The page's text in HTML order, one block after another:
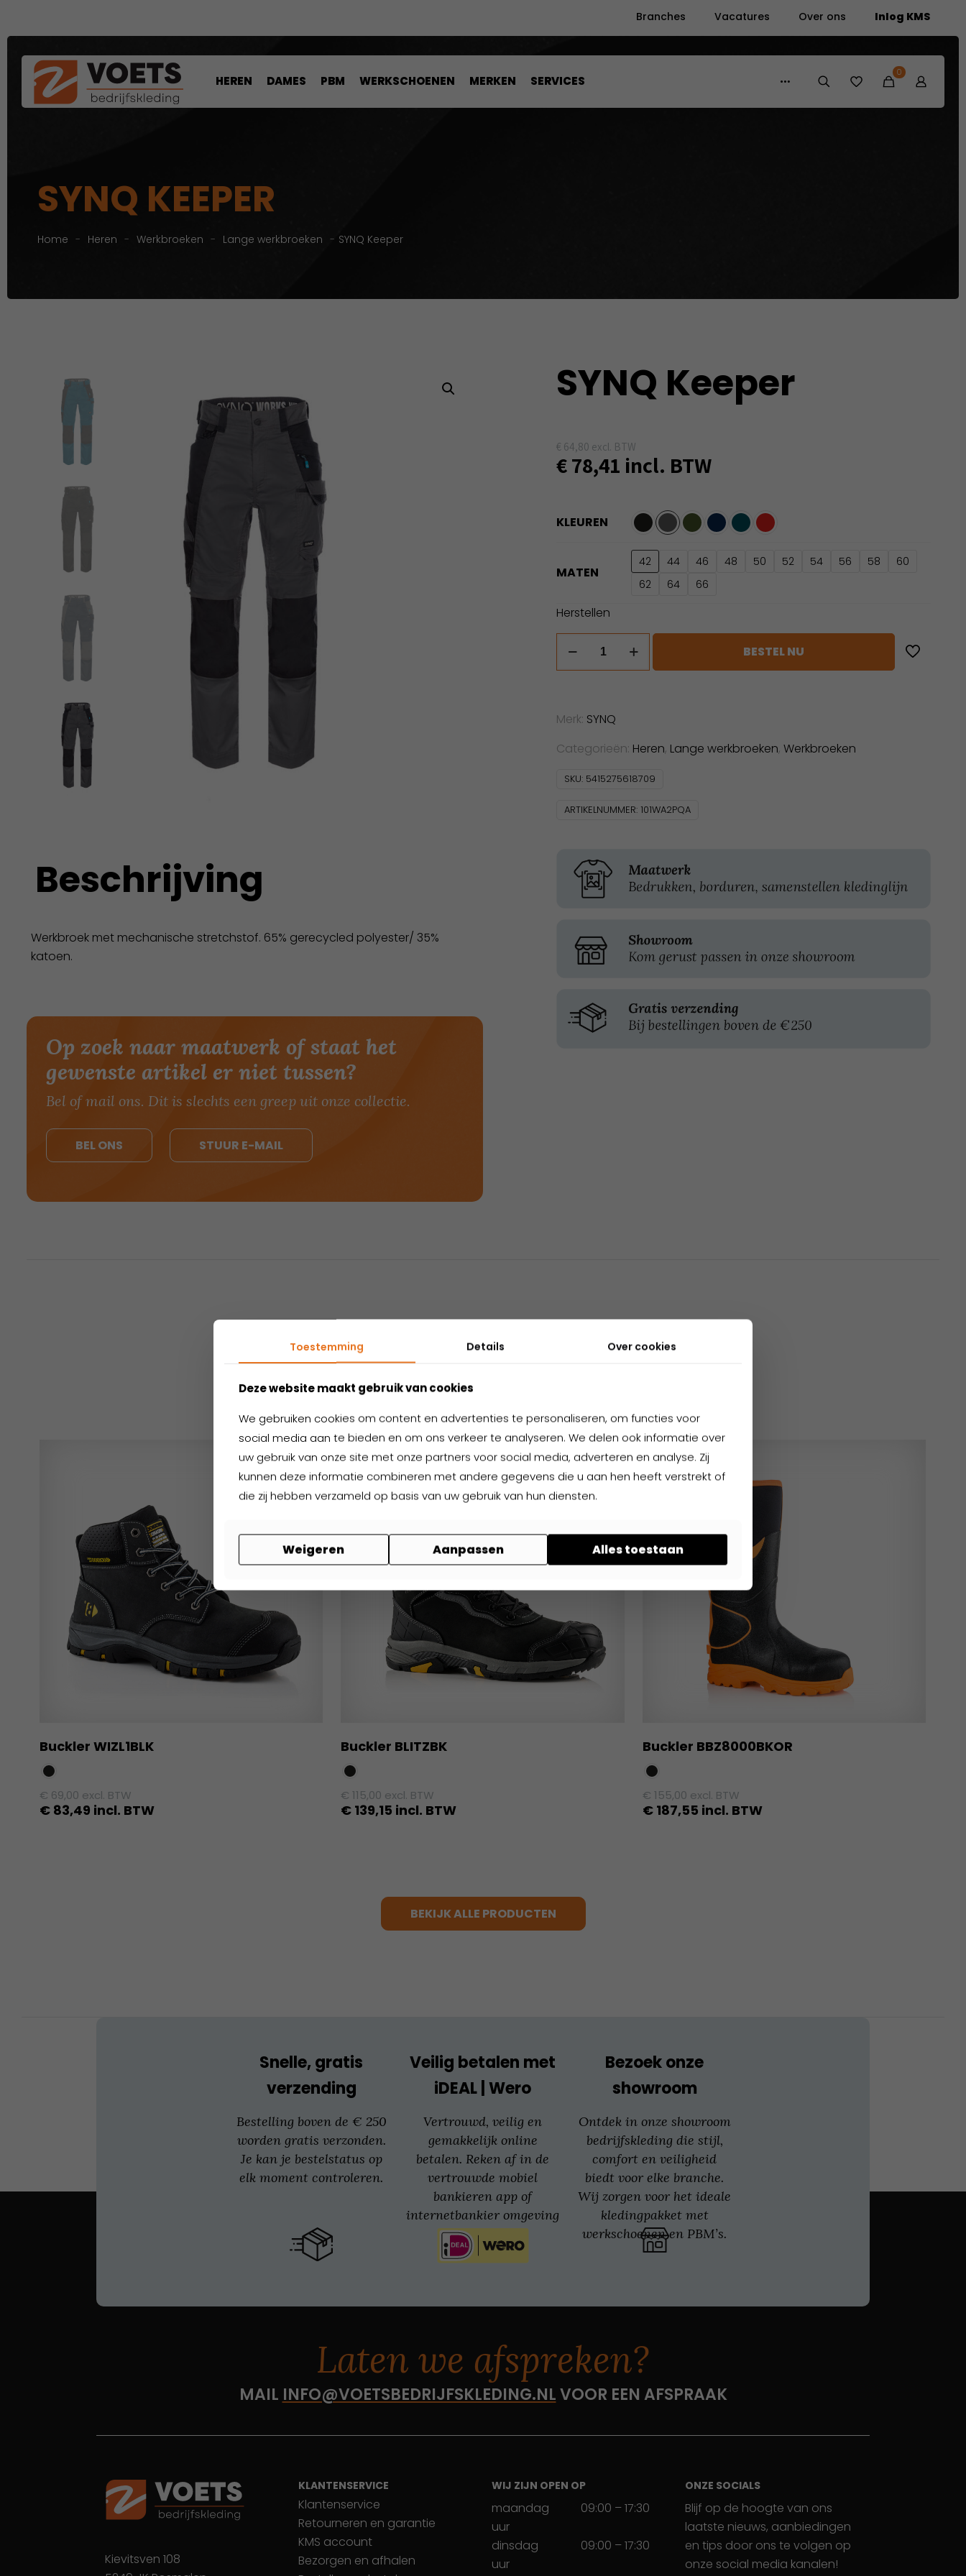
Branches Vacatures Over ons Inlog KMS
HEREN DAMES PBM WERKSCHOENEN MERKEN SERVICES
0
SYNQ KEEPER
Home - Heren - Werkbroeken - Lange werkbroeken - SYNQ Keeper
Beschrijving
Werkbroek met mechanische stretchstof. 65% gerecycled polyester/ 35%
katoen.
Op zoek naar maatwerk of staat het
gewenste artikel er niet tussen?
Bel of mail ons. Dit is slechts een greep uit onze collectie.
BEL ONS STUUR E-MAIL
SYNQ Keeper
€ 64,80 excl. BTW
€78,41 incl. BTW
KLEUREN
MATEN
42 44 46 48 50 52 54 56 58
60
62
64 66
Herstellen
BESTEL NU
Merk: SYNQ
Categorieën: Heren, Lange werkbroeken, Werkbroeken
SKU: 5415275618709
ARTIKELNUMMER: 101WA2PQA
Nog niet gevonden wat je zoekt?
Gerelateerde producten
Buckler WIZL1BLK
€ 69,00 excl. BTW
€83,49 incl. BTW
Buckler BLITZBK
€ 115,00 excl. BTW
€ 139,15 incl. BTW
variaties.
productpagina
Buckler BBZ8000BKOR
€ 155,00 excl. BTW
€187,55 incl. BTW
productpagina
BEKIJK ALLE PRODUCTEN
Snelle, gratis
verzending
Bestelling boven de € 250
worden gratis verzonden.
Je kan je bestelstatus op
elk moment controleren.
Veilig betalen met
iDEAL | Wero
Vertrouwd, veilig en
gemakkelijk online
betalen. Reken af in de
vertrouwde mobiel
bankieren app of
internetbankier omgeving
van jouw bank.
Bezoek onze
showroom
Ontdek in onze showroom
bedrijfskleding die stijl,
comfort en veiligheid
biedt voor elke branche.
Wij zorgen voor het ideale
kledingpakket met
werkschoenen en PBM’s.
Laten we afspreken?
MAIL INFO@VOETSBEDRIJFSKLEDING.NLVOOR EEN AFSPRAAK
Kievitsven 108
KLANTENSERVICE
Klantenservice
Retourneren en garantie
KMS account
Bezorgen en afhalen
WIJ ZIJN OPEN OP
maandag
09:00 – 17:30
uur
dinsdag
09:00 – 17:30
uur
ONZE SOCIALS
Blijf op de hoogte van ons
laatste nieuws, aanbiedingen
en tips door ons te volgen op
onze social media kanalen!
Toestemming Details Over cookies
Deze website maakt gebruik van cookies
We gebruiken cookies om content en advertenties te personaliseren, om functies voor
social media aan te bieden en om ons verkeer te analyseren. We delen ook informatie over
uw gebruik van onze site met onze partners voor social media, adverteren en analyse. Zij
kunnen deze informatie combineren met andere gegevens die u aan hen heeft verstrekt of
die zij hebben verzameld op basis van uw gebruik van hun diensten.
Weigeren Aanpassen Alles toestaan